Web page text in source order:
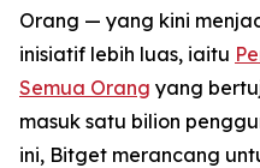
Orang — yang kini
inisiatif lebih luas, iaitu
Semua Orang yang
masuk satu bilion
ini, Bitget merancang